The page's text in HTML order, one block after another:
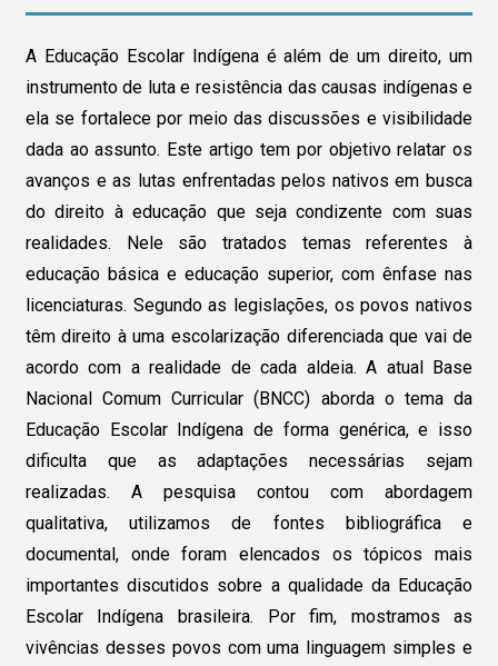
A Educação Escolar Indígena é além de um direito, um
instrumento de luta e resistência das causas indígenas e
ela se fortalece por meio das discussões e visibilidade
dada ao assunto. Este artigo tem por objetivo relatar os
avanços e as lutas enfrentadas pelos nativos em busca
do direito à educação que seja condizente com suas
realidades. Nele são tratados temas referentes à
educação básica e educação superior, com ênfase nas
licenciaturas. Segundo as legislações, os povos nativos
têm direito à uma escolarização diferenciada que vai de
acordo com a realidade de cada aldeia. A atual Base
Nacional Comum Curricular (BNCC) aborda o tema da
Educação Escolar Indígena de forma genérica, e isso
dificulta que as adaptações necessárias sejam
realizadas. A pesquisa contou com abordagem
qualitativa, utilizamos de fontes bibliográfica e
documental, onde foram elencados os tópicos mais
importantes discutidos sobre a qualidade da Educação
Escolar Indígena brasileira. Por fim, mostramos as
vivências desses povos com uma linguagem simples e